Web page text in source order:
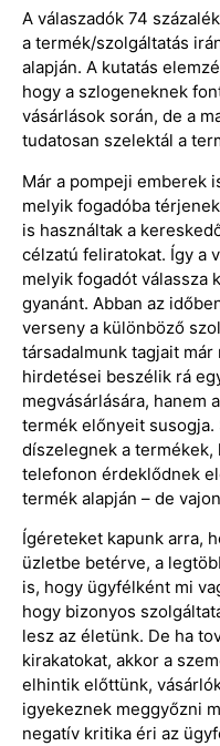
A válaszadók 74
a termék/szolgáltatás
alapján. A kutatás
hogy a szlogeneknek
vásárlások során, de a
tudatosan szelektál a
Már a pompeji emberek
melyik fogadóba
is használtak a
célzatú feliratokat. Így a
melyik fogadót válassza
gyanánt. Abban az
verseny a különböző
társadalmunk tagjait
hirdetései beszélik rá
megvásárlására, hanem
termék előnyeit
díszelegnek a termékek,
telefonon érdeklődnek
termék alapján – de
Ígéreteket kapunk arra,
üzletbe betérve, a
is, hogy ügyfélként mi
hogy bizonyos
lesz az életünk. De ha
kirakatokat, akkor a
elhintik előttünk,
igyekeznek meggyőzni
negatív kritika éri az